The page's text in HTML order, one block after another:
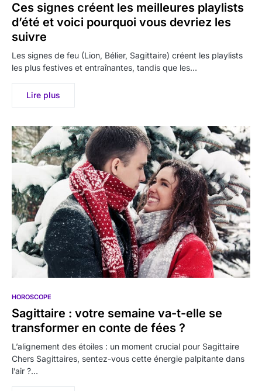
Ces signes créent les meilleures playlists
d’été et voici pourquoi vous devriez les
suivre
Les signes de feu (Lion, Bélier, Sagittaire) créent les playlists
les plus festives et entraînantes, tandis que les…
Lire plus
HOROSCOPE
Sagittaire : votre semaine va-t-elle se
transformer en conte de fées ?
L’alignement des étoiles : un moment crucial pour Sagittaire
Chers Sagittaires, sentez-vous cette énergie palpitante dans
l’air ?…